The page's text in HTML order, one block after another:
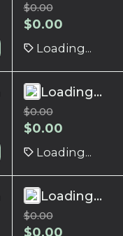
$0.00
$0.00
Loading...
Loading...
$0.00
$0.00
Loading...
Loading...
$0.00
$0.00